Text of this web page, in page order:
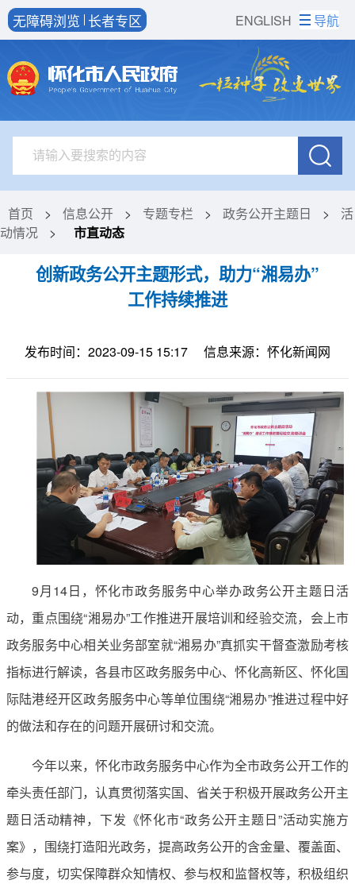
ENGLISH
无障碍浏览 长者专区 导航
首页 > 信息公开 > 专题专栏 > 政务公开主题日 >
活
动情况
> 市直动态
创新政务公开主题形式，助力“湘易办”
工作持续推进
发布时间：2023-09-15 15:17 信息来源：怀化新闻网
9月14日，怀化市政务服务中心举办政务公开主题日活
动，重点围绕“湘易办”工作推进开展培训和经验交流，会上市
政务服务中心相关业务部室就“湘易办”真抓实干督查激励考核
指标进行解读，各县市区政务服务中心、怀化高新区、怀化国
际陆港经开区政务服务中心等单位围绕“湘易办”推进过程中好
的做法和存在的问题开展研讨和交流。
今年以来，怀化市政务服务中心作为全市政务公开工作的
牵头责任部门，认真贯彻落实国、省关于积极开展政务公开主
题日活动精神，下发《怀化市“政务公开主题日”活动实施方
案》，围绕打造阳光政务，提高政务公开的含金量、覆盖面、
参与度，切实保障群众知情权、参与权和监督权等，积极组织